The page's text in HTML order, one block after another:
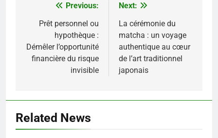
Navigation
l’article
Previous:
Prêt personnel ou
hypothèque :
Démêler l’opportunité
financière du risque
invisible
Next:
La cérémonie du
matcha : un voyage
authentique au cœur
de l’art traditionnel
japonais
Related Newssaignements
SANTÉ